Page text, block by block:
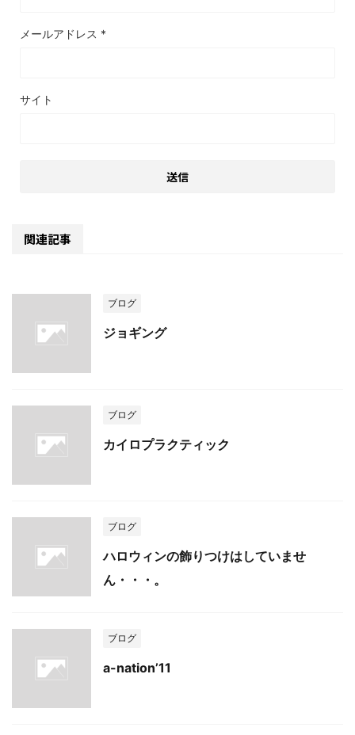
メールアドレス *
サイト
関連記事
ブログ
ジョギング
ブログ
カイロプラクティック
ブログ
ハロウィンの飾りつけはしていませ
ん・・・。
ブログ
a-nation’11